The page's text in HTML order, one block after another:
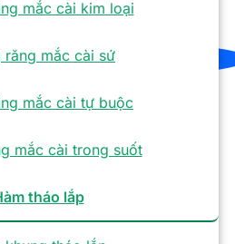
mắc cài kim loại
răng mắc cài sứ
mắc cài tự buộc
mắc cài trong suốt
tháo lắp